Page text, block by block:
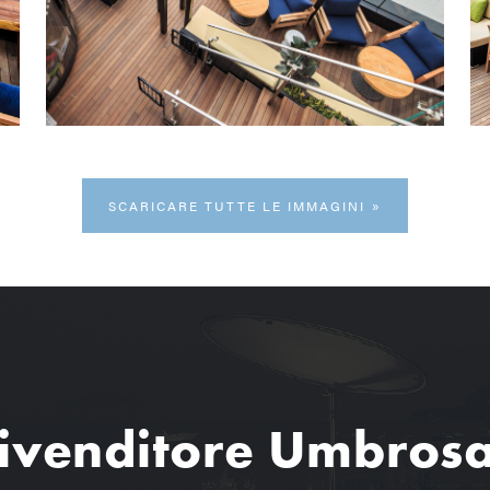
SCARICARE TUTTE LE IMMAGINI